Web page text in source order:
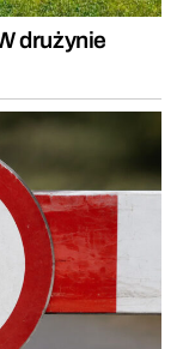
drużynie